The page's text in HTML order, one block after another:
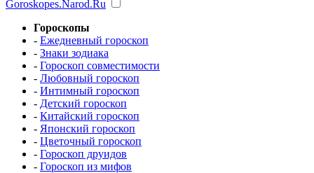
Goroskopes.Narod.Ru
Гороскопы
- Ежедневный гороскоп
- Знаки зодиака
- Гороскоп совместимости
- Любовный гороскоп
- Интимный гороскоп
- Детский гороскоп
- Китайский гороскоп
- Японский гороскоп
- Цветочный гороскоп
- Гороскоп друидов
- Гороскоп из мифов